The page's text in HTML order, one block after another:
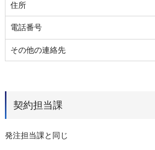
住所
電話番号
その他の連絡先
契約担当課
発注担当課と同じ